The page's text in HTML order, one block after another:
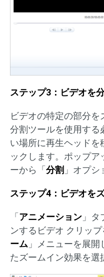
ステップ3 ：ビデオを
ビデオの特定の部分を
分割ツールを使用する
い場所に再生ヘッドを
ックします。ポップア
ーから「 分割 」オプシ
ステップ4 ：ビデオを
「 アニメーション 」
ンするビデオ クリッ
ーム 」メニューを展
たズームイン効果を選